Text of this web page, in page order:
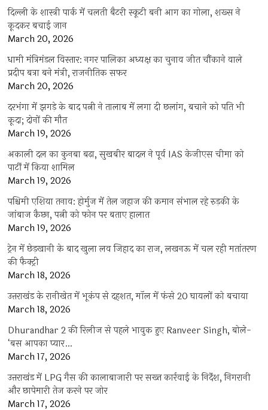
दिल्ली के शास्त्री पार्क में चलती बैटरी स्कूटी बनी आग का गोला, शख्स ने
कूदकर बचाई जान
March 20, 2026
धामी मंत्रिमंडल विस्तार: नगर पालिका अध्यक्ष का चुनाव जीत चौंकाने वाले
प्रदीप बत्रा बने मंत्री, राजनीतिक सफर
March 20, 2026
दरभंगा में झगड़े के बाद पत्नी ने तालाब में लगा दी छलांग, बचाने को पति भी
कूदा; दोनों की मौत
March 19, 2026
अकाली दल का कुनबा बढ़ा, सुखबीर बादल ने पूर्व IAS केजीएस चीमा को
पार्टी में किया शामिल
March 19, 2026
पश्चिमी एशिया तनाव: होर्मुज में तेल जहाज की कमान संभाल रहे रुड़की के
जांबाज कैप्टन, पत्नी को फोन पर बताए हालात
March 19, 2026
ट्रेन में छेड़खानी के बाद खुला लव जिहाद का राज, लखनऊ में चल रही मतांतरण
की फैक्ट्री
March 18, 2026
उत्तराखंड के रानीखेत में भूकंप से दहशत, मॉल में फंसे 20 घायलों को बचाया
March 18, 2026
Dhurandhar 2 की रिलीज से पहले भावुक हुए Ranveer Singh, बोले-
‘बस आपका प्यार…
March 17, 2026
उत्तराखंड में LPG गैस की कालाबाजारी पर सख्त कार्रवाई के निर्देश, निगरानी
और छापेमारी तेज करने पर जोर
March 17, 2026